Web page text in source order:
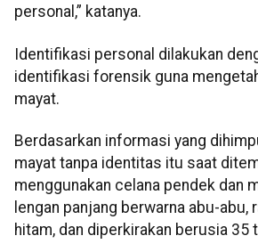
personal,” katanya.
Identifikasi personal dilakukan
identifikasi forensik guna
mayat.
Berdasarkan informasi yang
mayat tanpa identitas itu saat
menggunakan celana pendek dan
lengan panjang berwarna abu-abu,
hitam, dan diperkirakan berusia 35